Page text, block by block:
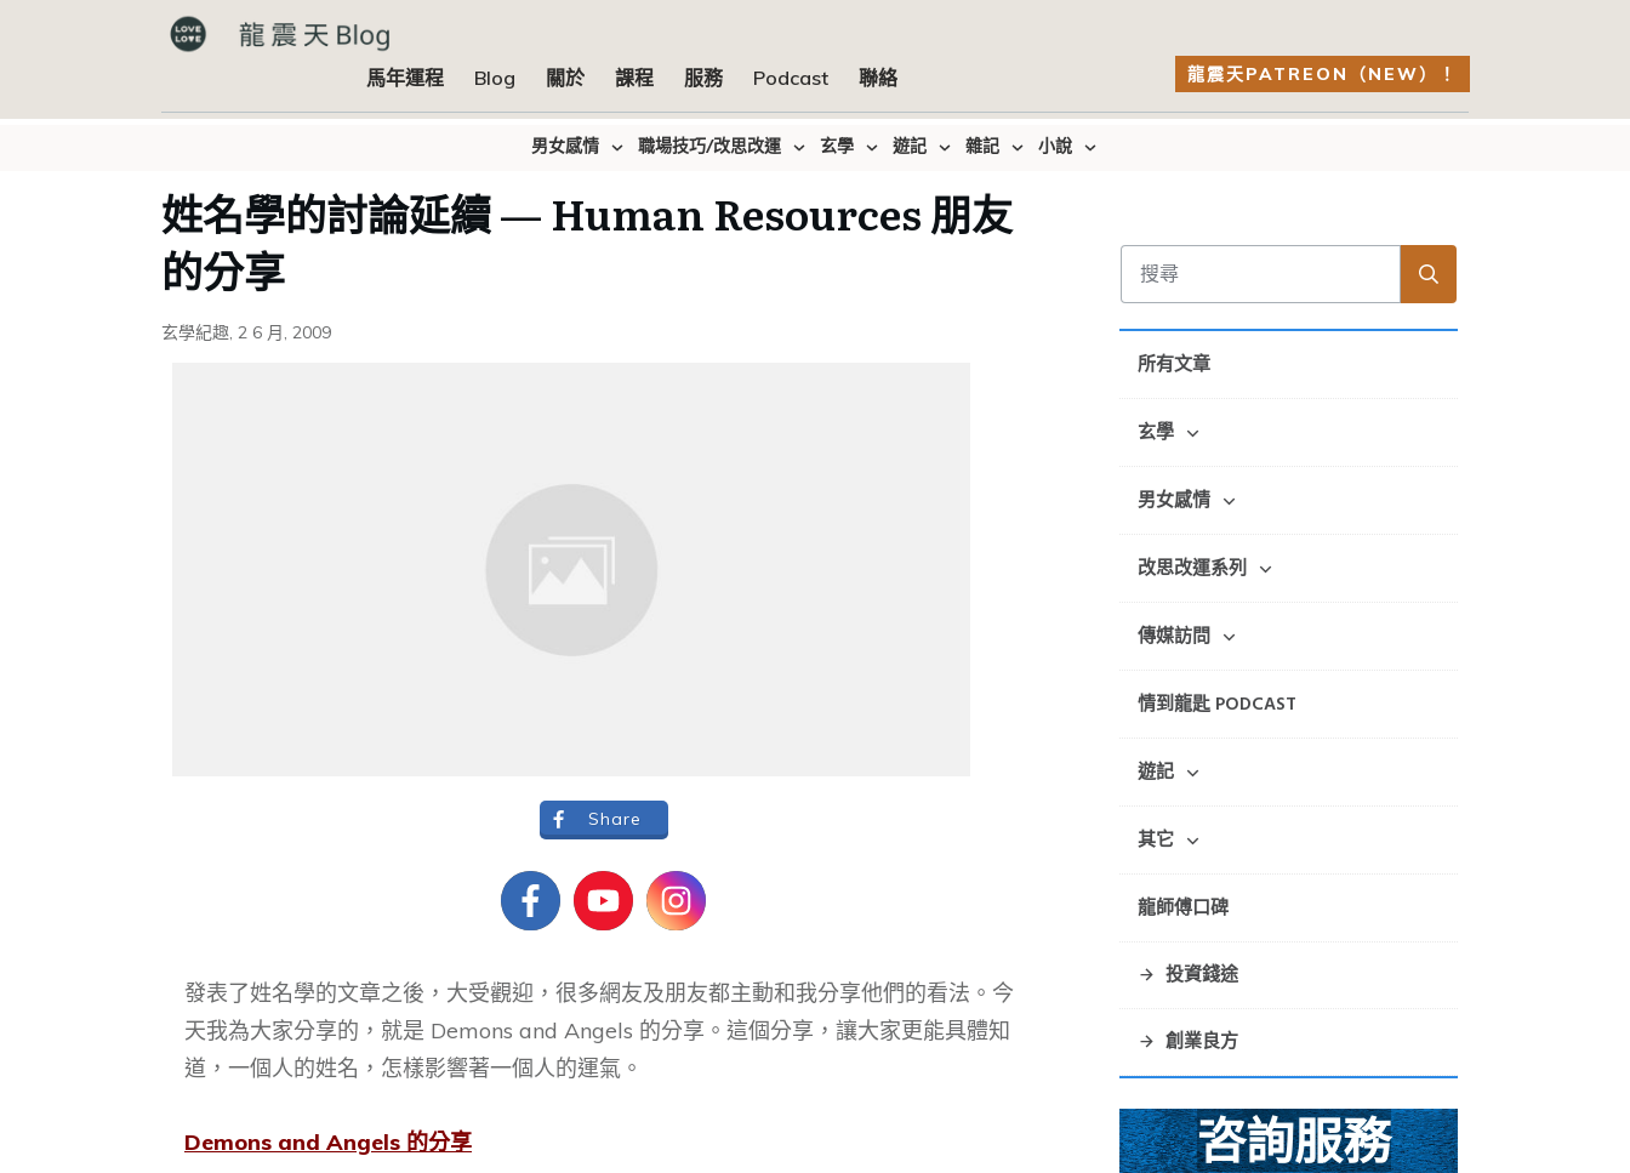
馬年運程 Blog 關於 課程 服務 Podcast 聯絡 龍震天PATREON（NEW）！
男女感情 職場技巧/改思改運 玄學 遊記 雜記 小說
姓名學的討論延續 — Human Resources 朋友
的分享
玄學紀趣, 2 6 月, 2009
Share
發表了姓名學的文章之後，大受觀迎，很多網友及朋友都主動和我分享他們的看法。今
天我為大家分享的，就是 Demons and Angels 的分享。這個分享，讓大家更能具體知
道，一個人的姓名，怎樣影響著一個人的運氣。
Demons and Angels 的分享
所有文章
玄學
男女感情
改思改運系列
傳媒訪問
情到龍匙 PODCAST
遊記
其它
龍師傅口碑
投資錢途
創業良方
咨詢服務